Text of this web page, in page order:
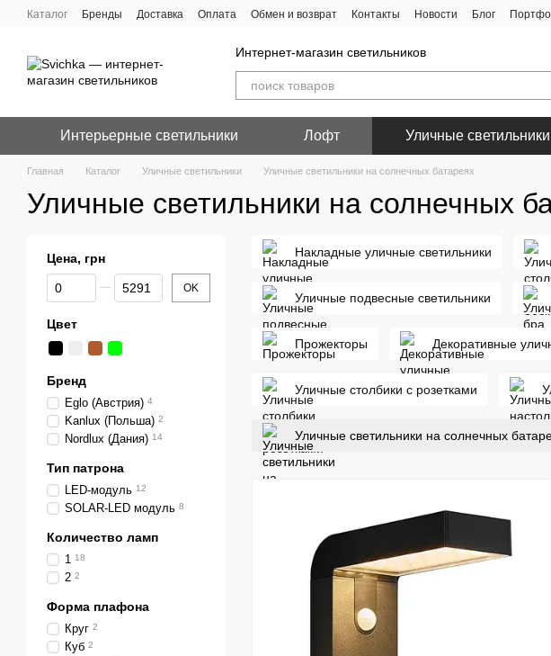
Перейти к основному контенту
Каталог Бренды Доставка Оплата Обмен и возврат Контакты Новости Блог
Интернет-магазин светильников
Интерьерные светильники Лофт Уличные светильники
Главная Каталог Уличные светильники Уличные светильники на солнечных батареях
Уличные светильники на солнечных
Накладные уличные светильники
Уличные подвесные светильники
Прожекторы Декоративные
Уличные столбики с розетками
Уличные светильники на солнечных
Цена, грн
От Цена, грн
До Цена, грн OK
Цвет
Бренд
Eglo (Австрия) 4
Kanlux (Польша) 2
Nordlux (Дания) 14
Тип патрона
LED-модуль 12
SOLAR-LED модуль 8
Количество ламп
1 18
2 2
Форма плафона
Круг 2
Куб 2